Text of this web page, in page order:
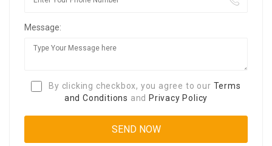
Message:
By clicking checkbox, you agree to our Terms
and Conditions and Privacy Policy